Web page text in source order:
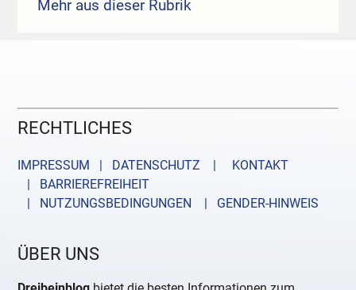
Mehr aus dieser Rubrik
RECHTLICHES
IMPRESSUM | DATENSCHUTZ |
KONTAKT
| BARRIEREFREIHEIT
| NUTZUNGSBEDINGUNGEN
| GENDER-HINWEIS
ÜBER UNS